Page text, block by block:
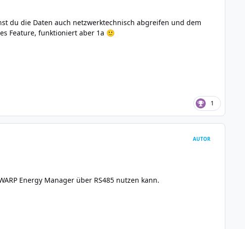
du die Daten auch netzwerktechnisch abgreifen und dem
Feature, funktioniert aber 1a 🙂
1
AUTOR
Energy Manager über RS485 nutzen kann.